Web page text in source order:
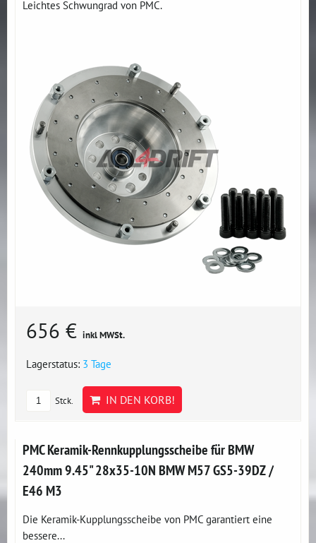
Leichtes Schwungrad von PMC.
656 € inkl MWSt.
Lagerstatus: 3 Tage
Stck. IN DEN KORB!
PMC Keramik-Rennkupplungsscheibe für BMW
240mm 9.45" 28x35-10N BMW M57 GS5-39DZ /
E46 M3
Die Keramik-Kupplungsscheibe von PMC garantiert eine
bessere...